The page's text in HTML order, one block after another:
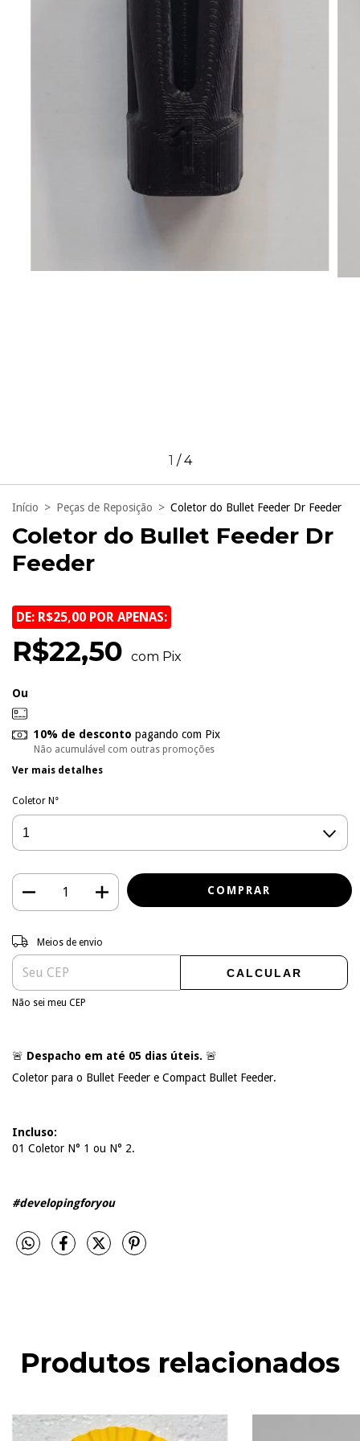
1 /4
Início > Peças de Reposição > Coletor do Bullet Feeder Dr Feeder
Coletor do Bullet Feeder Dr
Feeder
DE: R$25,00 POR APENAS:
R$22,50 com Pix
Ou
10% de desconto pagando com Pix
Não acumulável com outras promoções
Ver mais detalhes
Coletor N°
Entregas para o CEP:
Meios de envio
CALCULAR
Não sei meu CEP
🚨 Despacho em até 05 dias úteis. 🚨
Coletor para o Bullet Feeder e Compact Bullet Feeder.
Incluso:
01 Coletor N° 1 ou N° 2.
#developingforyou
Produtos relacionados